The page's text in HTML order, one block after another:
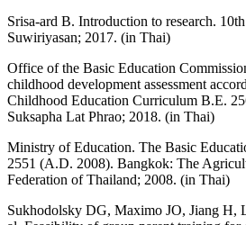
Srisa-ard B. Introduction to research.
Suwiriyasan; 2017. (in Thai)
Office of the Basic Education
childhood development assessment
Childhood Education Curriculum B.E.
Suksapha Lat Phrao; 2018. (in Thai)
Ministry of Education. The Basic
2551 (A.D. 2008). Bangkok: The
Federation of Thailand; 2008. (in Thai)
Sukhodolsky DG, Maximo JO, Jiang H,